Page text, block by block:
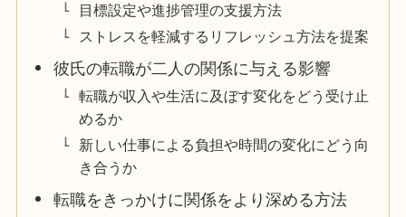
目標設定や進捗管理の支援方法
ストレスを軽減するリフレッシュ方法を提案
彼氏の転職が二人の関係に与える影響
転職が収入や生活に及ぼす変化をどう受け止
めるか
新しい仕事による負担や時間の変化にどう向
き合うか
転職をきっかけに関係をより深める方法